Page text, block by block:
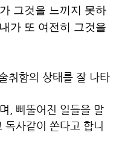
그것을 느끼지 못하
가 또 여전히 그것을
취함의 상태를 잘 나타
, 삐뚤어진 일들을 말
독사같이 쏜다고 합니